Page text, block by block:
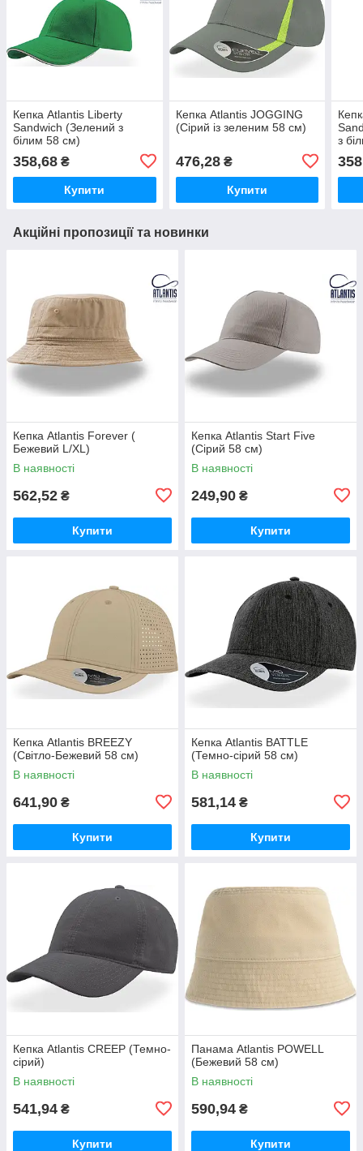
Кепка Atlantis Liberty
Sandwich (Зелений з
білим 58 см)
358,68 ₴
Купити
Кепка Atlantis JOGGING
(Сірий із зеленим 58 см)
476,28₴
Купити
з
Акційні пропозиції та новинки
Кепка Atlantis Forever (
Бежевий L/XL)
В наявності
562,52 ₴
Купити
Кепка Atlantis Start Five
(Сірий 58 см)
В наявності
249,90 ₴
Купити
Кепка Atlantis BREEZY
(Світло-Бежевий 58 см)
В наявності
641,90 ₴
Купити
Кепка Atlantis BATTLE
(Темно-сірий 58 см)
В наявності
581,14 ₴
Купити
Кепка Atlantis CREEP (Темно-
сірий)
В наявності
541,94 ₴
Купити
Панама Atlantis POWELL
(Бежевий 58 см)
В наявності
590,94 ₴
Купити